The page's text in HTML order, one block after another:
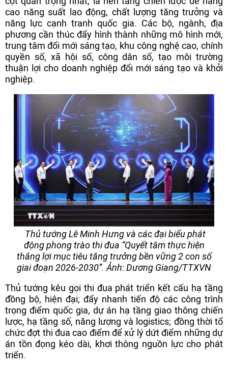
cao năng suất lao động, chất lượng tăng trưởng và
năng lực cạnh tranh quốc gia. Các bộ, ngành, địa
phương cần thúc đẩy hình thành những mô hình mới,
trung tâm đổi mới sáng tạo, khu công nghệ cao, chính
quyền số, xã hội số, công dân số, tạo môi trường
thuận lợi cho doanh nghiệp đổi mới sáng tạo và khởi
nghiệp.
Thủ tướng Lê Minh Hưng và các đại biểu phát
động phong trào thi đua “Quyết tâm thực hiện
thắng lợi mục tiêu tăng trưởng bền vững 2 con số
giai đoạn 2026-2030”. Ảnh: Dương Giang/TTXVN
Thủ tướng kêu gọi thi đua phát triển kết cấu hạ tầng
đồng bộ, hiện đại; đẩy nhanh tiến độ các công trình
trọng điểm quốc gia, dự án hạ tầng giao thông chiến
lược, hạ tầng số, năng lượng và logistics; đồng thời tổ
chức đợt thi đua cao điểm để xử lý dứt điểm những dự
án tồn đọng kéo dài, khơi thông nguồn lực cho phát
triển.